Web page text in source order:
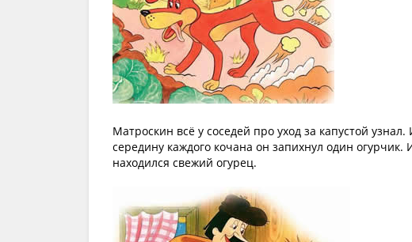
Матроскин всё у соседей про уход за капустой
середину каждого кочана он запихнул один
находился свежий огурец.